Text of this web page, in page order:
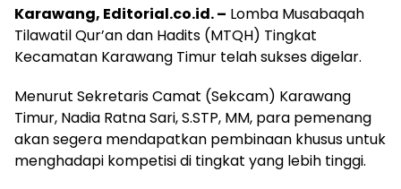
Karawang, Editorial.co.id. – Lomba Musabaqah
Tilawatil Qur’an dan Hadits (MTQH) Tingkat
Kecamatan Karawang Timur telah sukses digelar.
Menurut Sekretaris Camat (Sekcam) Karawang
Timur, Nadia Ratna Sari, S.STP, MM, para pemenang
akan segera mendapatkan pembinaan khusus untuk
menghadapi kompetisi di tingkat yang lebih tinggi.